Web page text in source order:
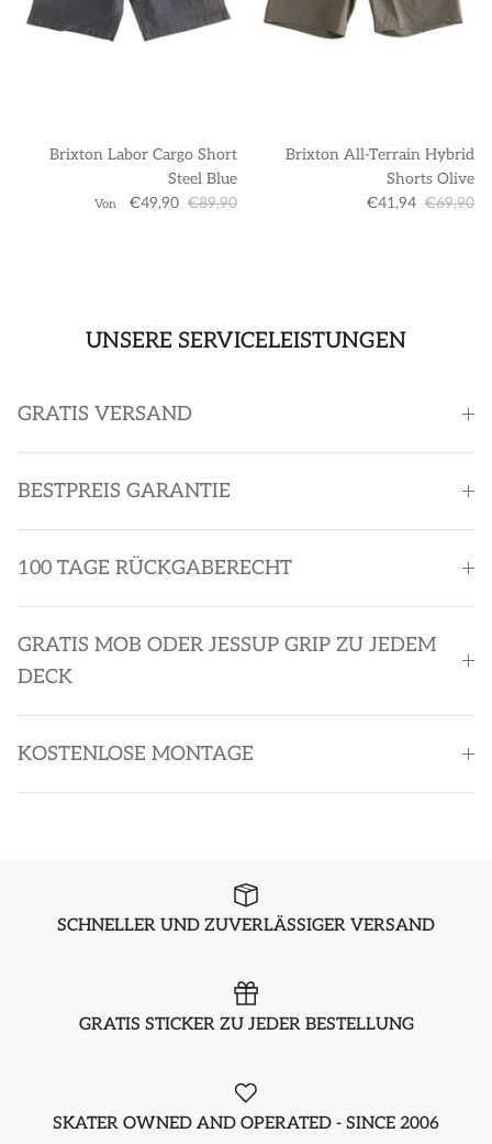
Brixton Labor Cargo Short
Steel Blue
Von €49,90 €89,90
Brixton All-Terrain Hybrid
Shorts Olive
€41,94 €69,90
UNSERE SERVICELEISTUNGEN
GRATIS VERSAND
BESTPREIS GARANTIE
100 TAGE RÜCKGABERECHT
GRATIS MOB ODER JESSUP GRIP ZU JEDEM
DECK
KOSTENLOSE MONTAGE
SCHNELLER UND ZUVERLÄSSIGER VERSAND
GRATIS STICKER ZU JEDER BESTELLUNG
SKATER OWNED AND OPERATED - SINCE 2006